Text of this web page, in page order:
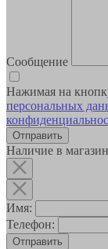
Сообщение
Нажимая на
персональных
Наличие в
Имя:
Телефон:
Отправить